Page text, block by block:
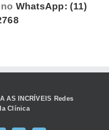
WhatsApp: (11)
AS INCRÍVEIS Redes
Clínica